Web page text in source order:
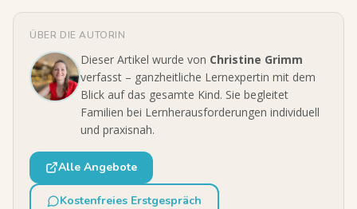
ÜBER DIE AUTORIN
Dieser Artikel wurde von Christine Grimm
verfasst – ganzheitliche Lernexpertin mit dem
Blick auf das gesamte Kind. Sie begleitet
Familien bei Lernherausforderungen individuell
und praxisnah.
Alle Angebote
Kostenfreies Erstgespräch